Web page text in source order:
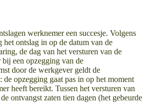
werknemer een succesje. Volgens
het ontslag in op de datum van de
de dag van het versturen van de
een opzegging van de
door de werkgever geldt de
de opzegging gaat pas in op het moment
heeft bereikt. Tussen het versturen van
ontvangst zaten tien dagen (het gebeurde